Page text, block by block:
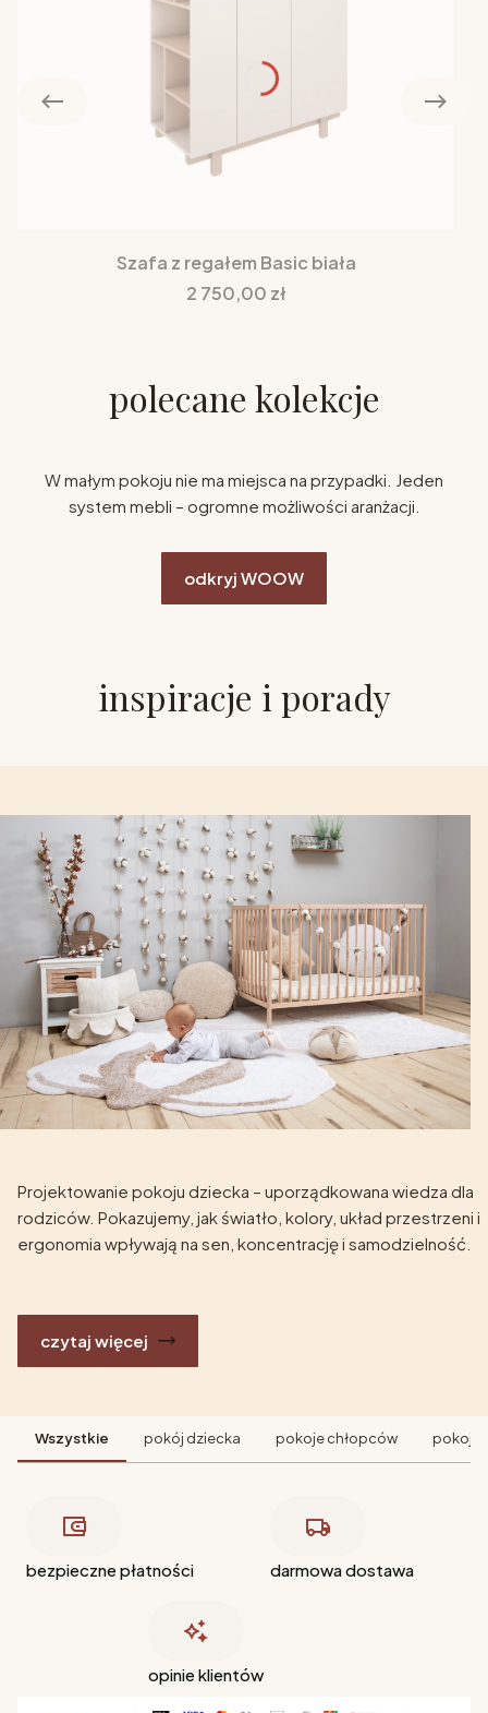
Szafa z regałem Basic biała
Cena
2 750,00 zł
polecane kolekcje
W małym pokoju nie ma miejsca na przypadki. Jeden
system mebli – ogromne możliwości aranżacji.
odkryj WOOW
inspiracje i porady
Projektowanie pokoju dziecka – uporządkowana wiedza dla
rodziców. Pokazujemy, jak światło, kolory, układ przestrzeni i
ergonomia wpływają na sen, koncentrację i samodzielność.
czytaj więcej
Wszystkie pokój dziecka pokoje chłopców pokoje
bezpieczne płatności darmowa dostawa
opinie klientów